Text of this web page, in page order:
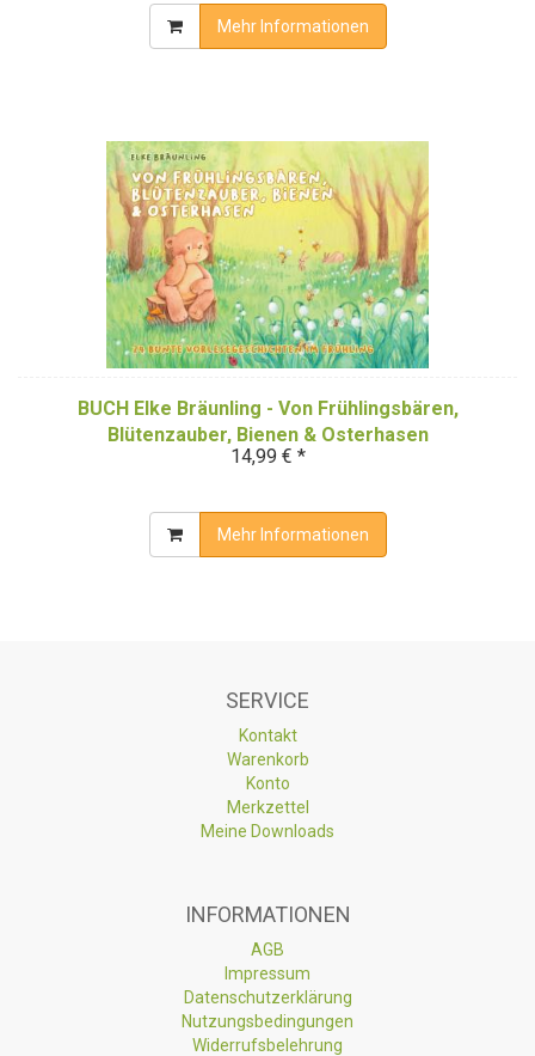
Mehr Informationen
BUCH Elke Bräunling - Von Frühlingsbären,
Blütenzauber, Bienen & Osterhasen
14,99 € *
Mehr Informationen
SERVICE
Kontakt
Warenkorb
Konto
Merkzettel
Meine Downloads
INFORMATIONEN
AGB
Impressum
Datenschutzerklärung
Nutzungsbedingungen
Widerrufsbelehrung